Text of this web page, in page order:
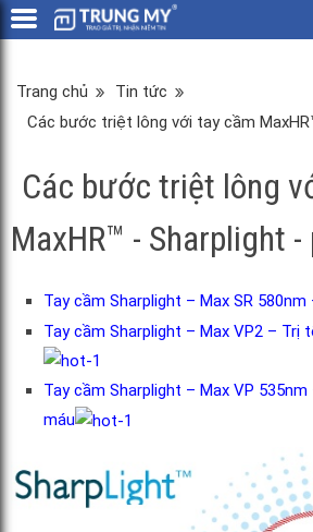
Trang chủ
Tin tức
Các bước triệt lông với tay cầm
Các bước triệt lông
MaxHR™ - Sharplight -
Tay cầm Sharplight – Max SR
Tay cầm Sharplight – Max VP2 – Trị
Tay cầm Sharplight – Max VP
máu